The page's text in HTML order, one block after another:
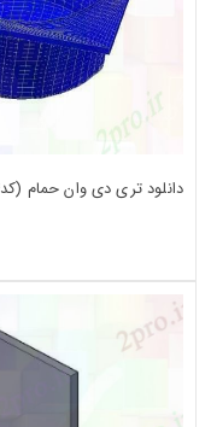
دانلود تری دی وان حمام (کد27014)